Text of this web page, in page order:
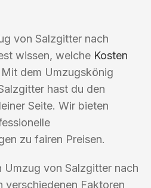
von Salzgitter nach
wissen, welche Kosten
dem Umzugskönig
hast du den
Seite. Wir bieten
zu fairen Preisen.
Umzug von Salzgitter nach
verschiedenen Faktoren